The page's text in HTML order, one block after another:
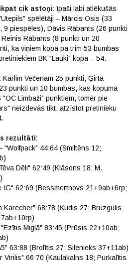
cik astoņi: īpaši labi atlēkušās
spēlētāji – Mārcis Osis (33
9 piespēles), Dāvis Rābants (26 punkti
Rābants (8 punkti un 20
ka viņiem kopā pa trim 53 bumbas
BK "Lauki" kopā – 54.
Kārlim Večenam 25 punkti, Ģirta
punkti un 10 bumbas, kas kopumā
Limbaži" punktiem, tomēr pie
neizdevās tikt, atzīstot pretinieku
rezultāti:
"Wolfpack" 44:64 (Smiltēns 12;
Dēli" 62:49 (Klāsons 18; M.
IG" 62:69 (Bessmertnovs 21+9ab+6rp;
Karecher" 68:78 (Ķudis 27; Bruzgulis
Miglā" 83:45 (Prūsis 22+10ab;
63:88 (Brolītis 27; Silenieks 37+11ab)
Virilis" 66:70 (Kaulakalns 18; Purkalītis